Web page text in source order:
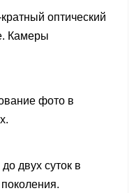
оптический
Камеры
фото в
двух суток в